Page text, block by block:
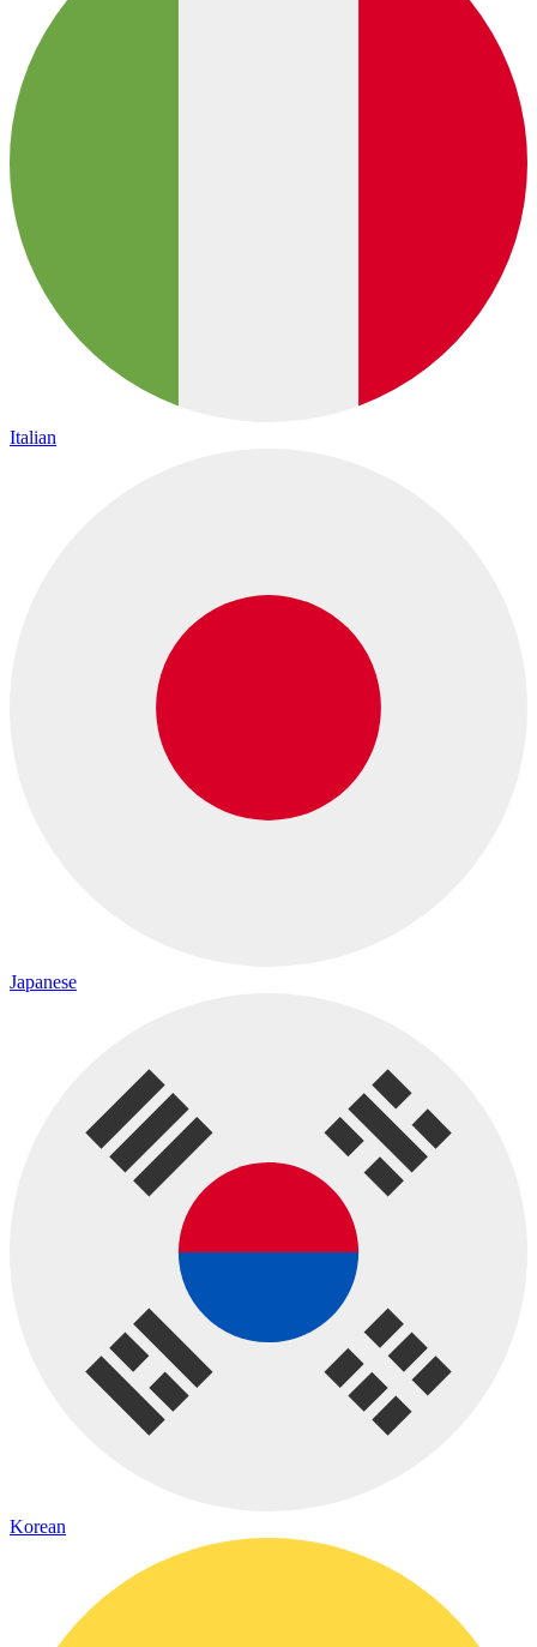
Italian
Japanese
Korean